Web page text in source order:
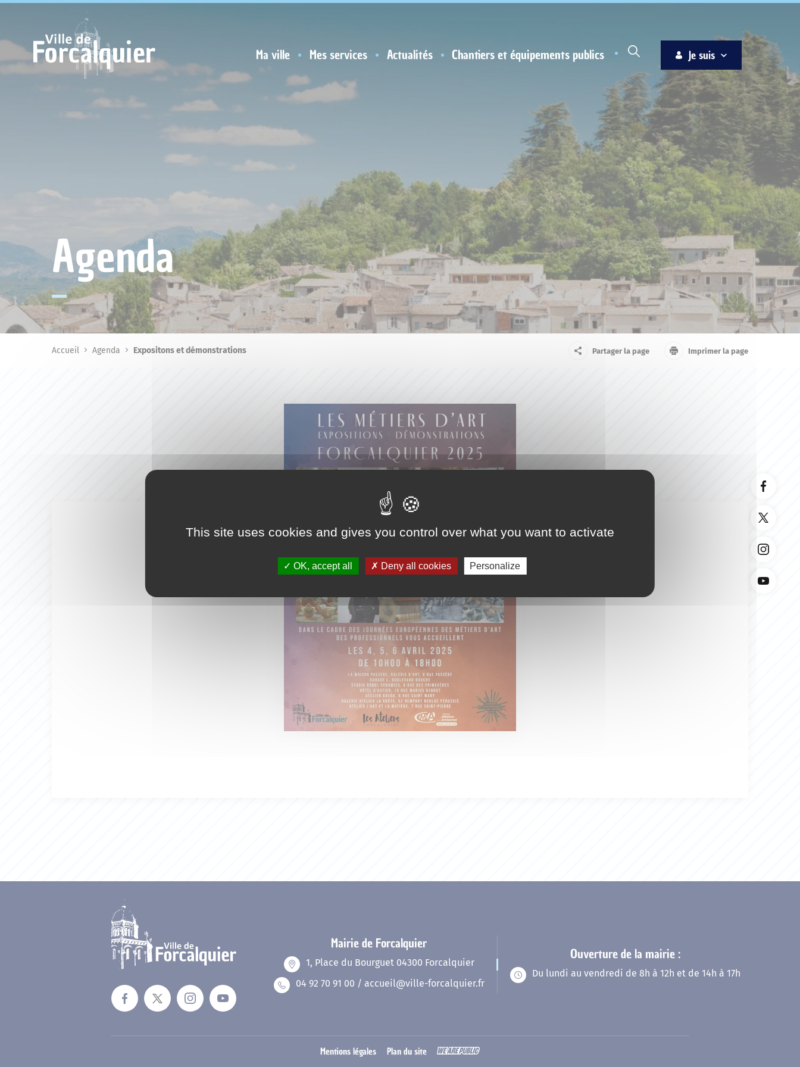
Ma ville Mes services Actualités Chantiers et équipements publics Je suis
Habitant
Associations
Jeune
Entreprise
Ainé
Nouvel
arrivant
Touriste
Agenda
Accueil Agenda Expositons et démonstrations Partager la page Imprimer la page
Mairie de Forcalquier
1, Place du Bourguet 04300 Forcalquier
04 92 70 91 00 / accueil@ville-forcalquier.fr
Ouverture de la mairie :
Du lundi au vendredi de 8h à 12h et de 14h à 17h
Mentions légales Plan du site
Cookies management panel
This site uses cookies and gives you control over what you want to activate
OK, accept all Deny all cookies Personalize